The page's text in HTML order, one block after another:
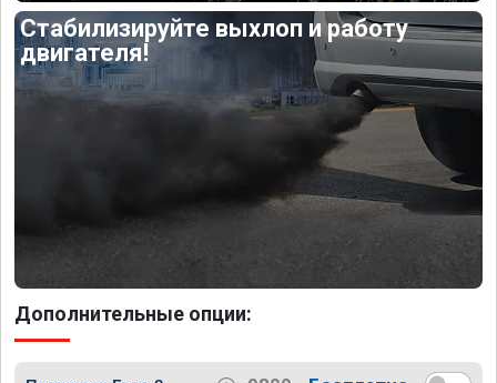
Стабилизируйте выхлоп и работу
двигателя!
Дополнительные опции: